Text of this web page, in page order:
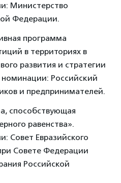
Министерство
Федерации.
программа
в территориях в
развития и стратегии
номинации: Российский
и предпринимателей.
способствующая
равенства».
Совет Евразийского
Совете Федерации
Российской